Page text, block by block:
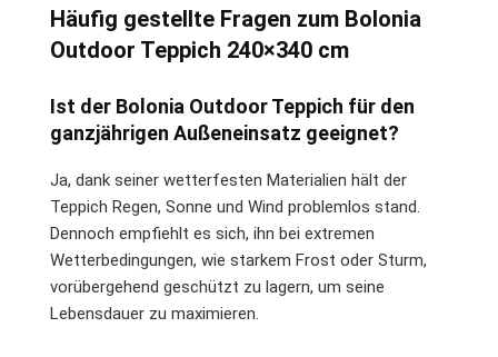
Häufig gestellte Fragen zum Bolonia
Outdoor Teppich 240×340 cm
Ist der Bolonia Outdoor Teppich für den
ganzjährigen Außeneinsatz geeignet?
Ja, dank seiner wetterfesten Materialien hält der
Teppich Regen, Sonne und Wind problemlos stand.
Dennoch empfiehlt es sich, ihn bei extremen
Wetterbedingungen, wie starkem Frost oder Sturm,
vorübergehend geschützt zu lagern, um seine
Lebensdauer zu maximieren.